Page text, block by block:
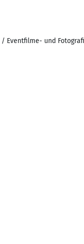
Eventfilme- und